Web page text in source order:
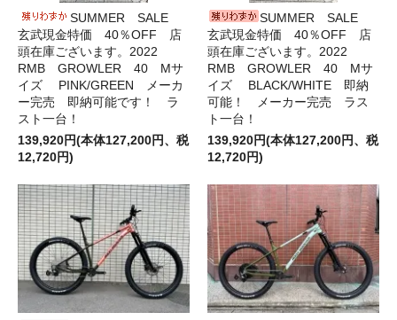
SUMMER SALE
玄武現金特価 40％OFF 店
頭在庫ございます。2022
RMB GROWLER 40 Mサ
イズ PINK/GREEN メーカ
ー完売 即納可能です！ ラ
スト一台！
139,920円(本体127,200円、税
12,720円)
SUMMER SALE
玄武現金特価 40％OFF 店
頭在庫ございます。2022
RMB GROWLER 40 Mサ
イズ BLACK/WHITE 即納
可能！ メーカー完売 ラス
ト一台！
139,920円(本体127,200円、税
12,720円)